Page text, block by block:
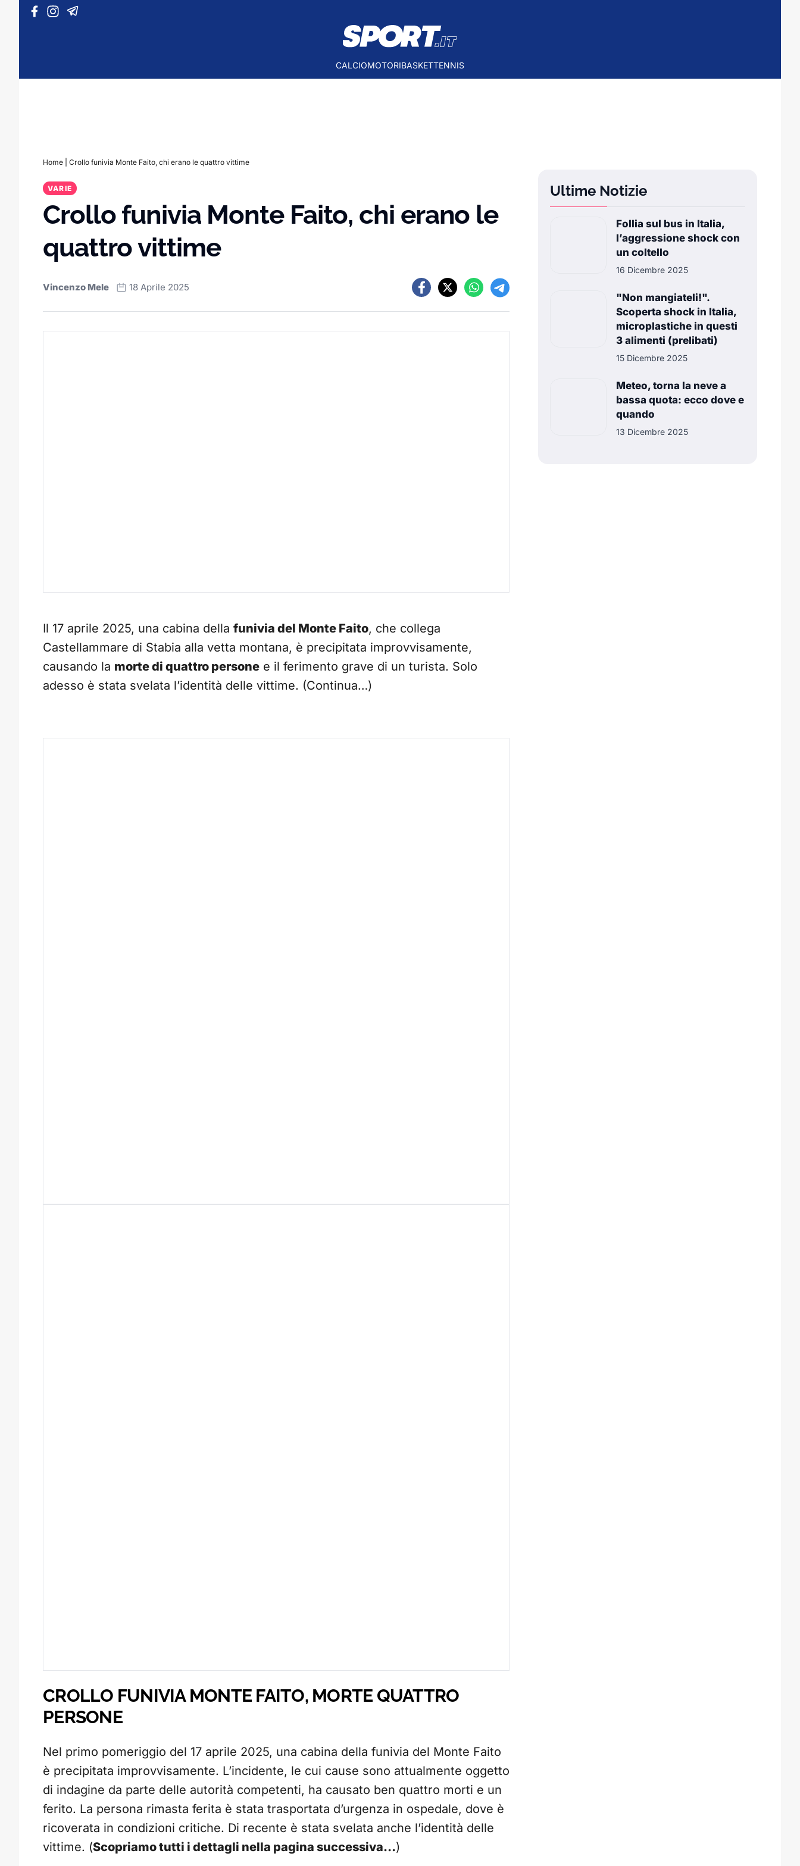
Vai al contenuto
CALCIOMOTORIBASKETTENNIS
Home Crollo funivia Monte Faito, chi erano le quattro vittime
VARIE
Crollo funivia Monte Faito, chi erano le
quattro vittime
Vincenzo Mele 18 Aprile 2025
Il 17 aprile 2025, una cabina della funivia del Monte Faito, che collega
Castellammare di Stabia alla vetta montana, è precipitata improvvisamente,
causando la morte di quattro persone e il ferimento grave di un turista. Solo
adesso è stata svelata l’identità delle vittime. (Continua…)
CROLLO FUNIVIA MONTE FAITO, MORTE QUATTRO
PERSONE
Nel primo pomeriggio del 17 aprile 2025, una cabina della funivia del Monte Faito
è precipitata improvvisamente. L’incidente, le cui cause sono attualmente oggetto
di indagine da parte delle autorità competenti, ha causato ben quattro morti e un
ferito. La persona rimasta ferita è stata trasportata d’urgenza in ospedale, dove è
ricoverata in condizioni critiche. Di recente è stata svelata anche l’identità delle
vittime. (Scopriamo tutti i dettagli nella pagina successiva…)
Ultime Notizie
Follia sul bus in Italia,
l’aggressione shock con
un coltello
16 Dicembre 2025
"Non mangiateli!".
Scoperta shock in Italia,
microplastiche in questi
3 alimenti (prelibati)
15 Dicembre 2025
Meteo, torna la neve a
bassa quota: ecco dove e
quando
13 Dicembre 2025